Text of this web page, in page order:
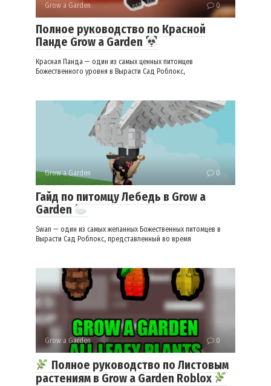
Grow a Garden 0
Полное руководство по Красной
Панде Grow a Garden
Красная Панда — один из самых ценных питомцев
Божественного уровня в Вырасти Сад Роблокс,
Grow a Garden 0
Гайд по питомцу Лебедь в Grow a
Garden
Swan — один из самых желанных Божественных питомцев в
Вырасти Сад Роблокс, представленный во время
Grow a Garden 0
Полное руководство по Листовым
растениям в Grow a Garden Roblox